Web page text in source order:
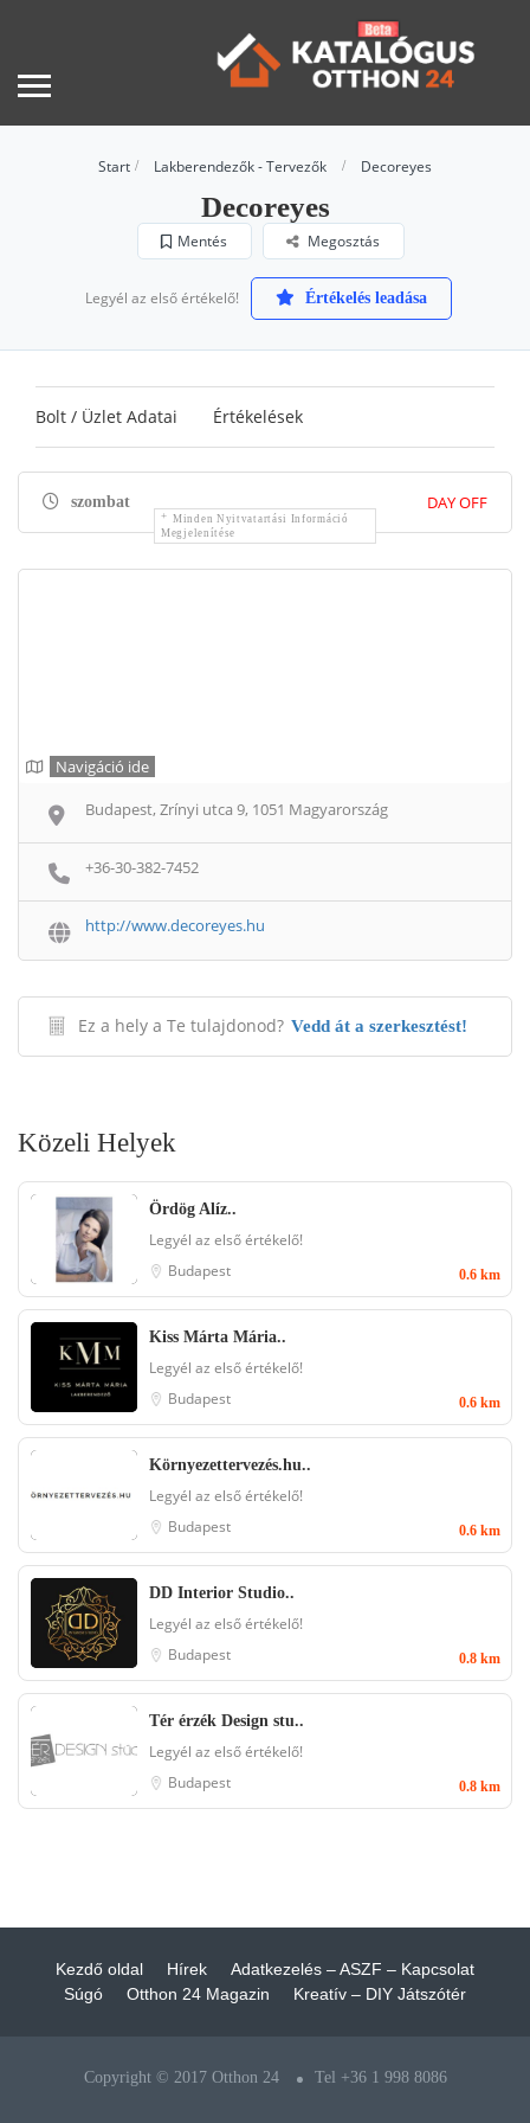
Start Lakberendezők - Tervezők Decoreyes
Decoreyes
Mentés Megosztás
Legyél az első értékelő! Értékelés leadása
Bolt / Üzlet Adatai Értékelések
szombat DAY OFF
Minden Nyitvatartási Információ
Megjelenítése
Navigáció ide
Budapest, Zrínyi utca 9, 1051 Magyarország
+36-30-382-7452
http://www.decoreyes.hu
Ez a hely a Te tulajdonod? Vedd át a szerkesztést!
Közeli Helyek
Ördög Alíz..
Legyél az első értékelő!
Budapest
0.6 km
Kiss Márta Mária..
Legyél az első értékelő!
Budapest
0.6 km
Környezettervezés.hu..
Legyél az első értékelő!
Budapest
0.6 km
DD Interior Studio..
Legyél az első értékelő!
Budapest
0.8 km
Tér érzék Design stu..
Legyél az első értékelő!
Budapest
0.8 km
Kezdő oldal Hírek
Adatkezelés – ASZF – Kapcsolat
Súgó
Otthon 24 Magazin Kreatív – DIY Játszótér
Copyright © 2017 Otthon 24 Tel +36 1 998 8086